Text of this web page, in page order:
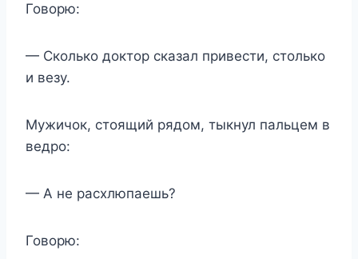
Говорю:
— Сколько доктор сказал привести, столько
и везу.
Мужичок, стоящий рядом, тыкнул пальцем в
ведро:
— А не расхлюпаешь?
Говорю: